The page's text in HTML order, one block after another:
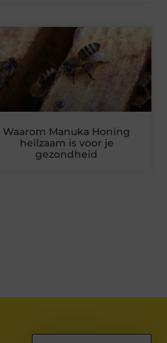
Waarom Manuka Honing
heilzaam is voor je
gezondheid